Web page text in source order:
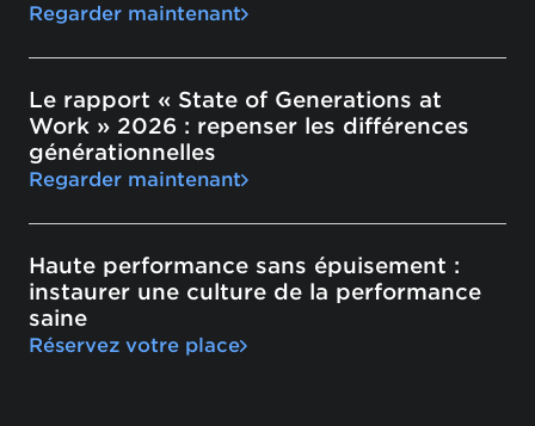
Regarder maintenant
Le rapport « State of Generations at
Work » 2026 : repenser les différences
générationnelles
Regarder maintenant
Haute performance sans épuisement :
instaurer une culture de la performance
saine
Réservez votre place